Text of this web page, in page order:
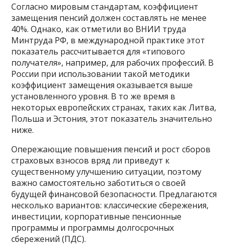
Согласно мировым стандартам, коэффициент
замещения пенсий должен составлять не менее
40%. Однако, как отметили во ВНИИ труда
Минтруда РФ, в международной практике этот
показатель рассчитывается для «типового
получателя», например, для рабочих профессий. В
России при использовании такой методики
коэффициент замещения оказывается выше
установленного уровня. В то же время в
некоторых европейских странах, таких как Литва,
Польша и Эстония, этот показатель значительно
ниже.
Опережающие повышения пенсий и рост сборов
страховых взносов вряд ли приведут к
существенному улучшению ситуации, поэтому
важно самостоятельно заботиться о своей
будущей финансовой безопасности. Предлагаются
несколько вариантов: классические сбережения,
инвестиции, корпоративные пенсионные
программы и программы долгосрочных
сбережений (ПДС).